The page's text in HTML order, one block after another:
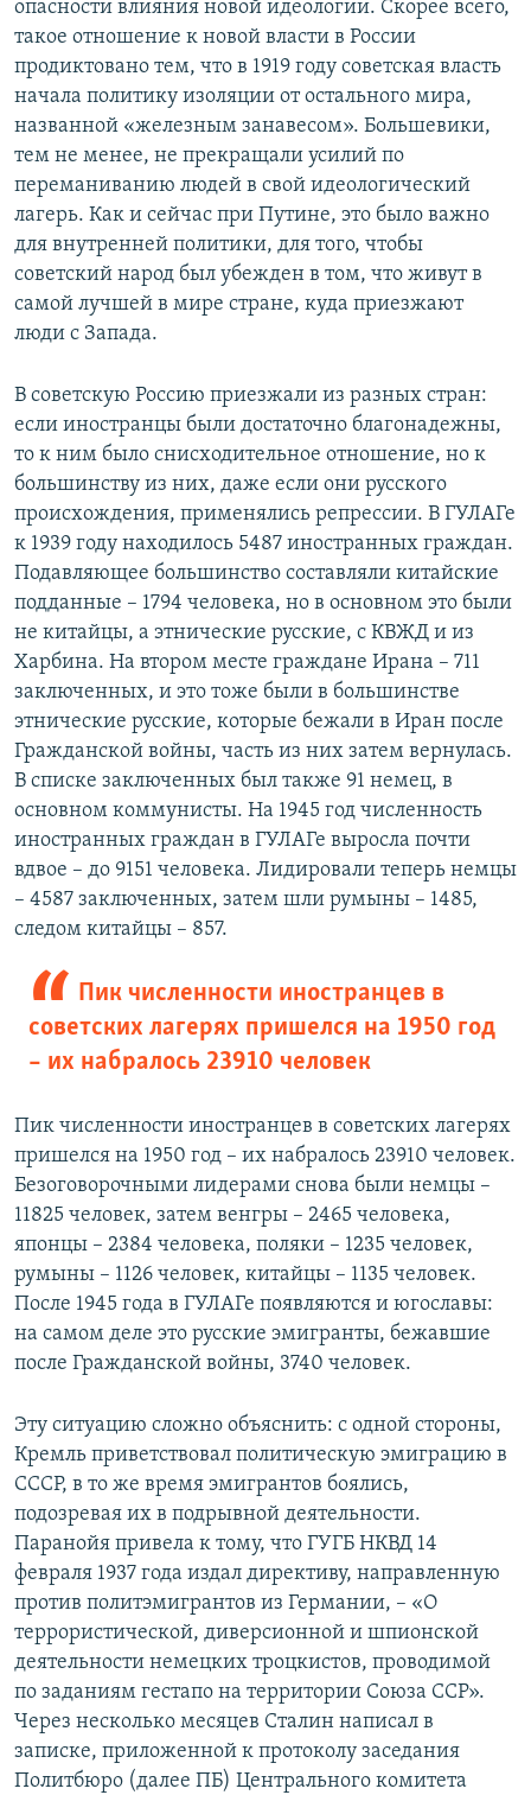
опасности влияния новой идеологии. Скорее всего,
такое отношение к новой власти в России
продиктовано тем, что в 1919 году советская власть
начала политику изоляции от остального мира,
названной «железным занавесом». Большевики,
тем не менее, не прекращали усилий по
переманиванию людей в свой идеологический
лагерь. Как и сейчас при Путине, это было важно
для внутренней политики, для того, чтобы
советский народ был убежден в том, что живут в
самой лучшей в мире стране, куда приезжают
люди с Запада.
В советскую Россию приезжали из разных стран:
если иностранцы были достаточно благонадежны,
то к ним было снисходительное отношение, но к
большинству из них, даже если они русского
происхождения, применялись репрессии. В ГУЛАГе
к 1939 году находилось 5487 иностранных граждан.
Подавляющее большинство составляли китайские
подданные – 1794 человека, но в основном это были
не китайцы, а этнические русские, с КВЖД и из
Харбина. На втором месте граждане Ирана – 711
заключенных, и это тоже были в большинстве
этнические русские, которые бежали в Иран после
Гражданской войны, часть из них затем вернулась.
В списке заключенных был также 91 немец, в
основном коммунисты. На 1945 год численность
иностранных граждан в ГУЛАГе выросла почти
вдвое – до 9151 человека. Лидировали теперь немцы
– 4587 заключенных, затем шли румыны – 1485,
следом китайцы – 857.
Пик численности иностранцев в
советских лагерях пришелся на 1950 год
– их набралось 23910 человек
Пик численности иностранцев в советских лагерях
пришелся на 1950 год – их набралось 23910 человек.
Безоговорочными лидерами снова были немцы –
11825 человек, затем венгры – 2465 человека,
японцы – 2384 человека, поляки – 1235 человек,
румыны – 1126 человек, китайцы – 1135 человек.
После 1945 года в ГУЛАГе появляются и югославы:
на самом деле это русские эмигранты, бежавшие
после Гражданской войны, 3740 человек.
Эту ситуацию сложно объяснить: с одной стороны,
Кремль приветствовал политическую эмиграцию в
СССР, в то же время эмигрантов боялись,
подозревая их в подрывной деятельности.
Паранойя привела к тому, что ГУГБ НКВД 14
февраля 1937 года издал директиву, направленную
против политэмигрантов из Германии, – «О
террористической, диверсионной и шпионской
деятельности немецких троцкистов, проводимой
по заданиям гестапо на территории Союза ССР».
Через несколько месяцев Сталин написал в
записке, приложенной к протоколу заседания
Политбюро (далее ПБ) Центрального комитета